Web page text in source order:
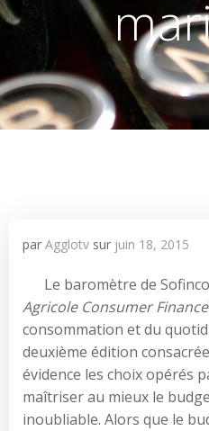
par Agglotv sur juin 18, 2015
Le baromètre de
Agricole Consumer Finance
consommation et du
deuxième édition
évidence les choix opérés
maîtriser au mieux le
inoubliable. Alors que le